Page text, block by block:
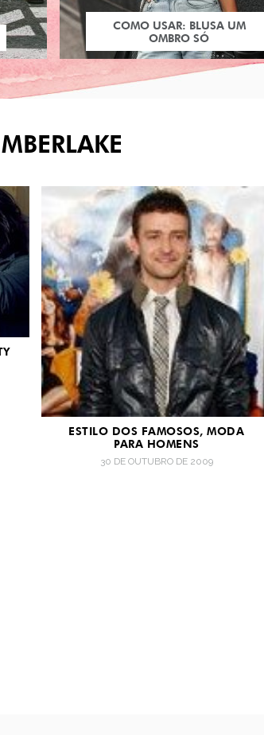
COMO USAR: BLUSA UM
OMBRO SÓ
ESTILO DOS FAMOSOS, MODA
PARA HOMENS
30 DE OUTUBRO DE 2009